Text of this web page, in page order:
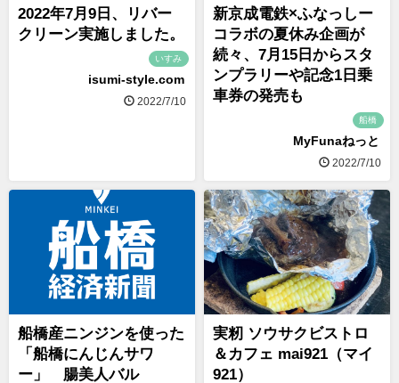
2022年7月9日、リバー
クリーン実施しました。
いすみ
isumi-style.com
2022/7/10
新京成電鉄×ふなっしー
コラボの夏休み企画が
続々、7月15日からスタ
ンプラリーや記念1日乗
車券の発売も
船橋
MyFunaねっと
2022/7/10
船橋産ニンジンを使った
「船橋にんじんサワ
ー」 腸美人バル
実籾 ソウサクビストロ
＆カフェ mai921（マイ
921）